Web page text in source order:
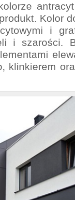
antracyt
Kolor
i
i szarości.
klinkierem